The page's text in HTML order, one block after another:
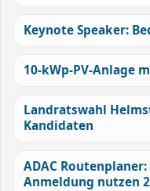
Keynote Speaker:
10-kWp-PV-Anlage
Landratswahl
Kandidaten
ADAC
Anmeldung nutzen